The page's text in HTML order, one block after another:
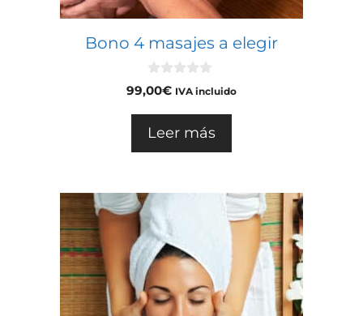
Bono 4 masajes a elegir
0
d
99,00€ IVA incluido
Leer más